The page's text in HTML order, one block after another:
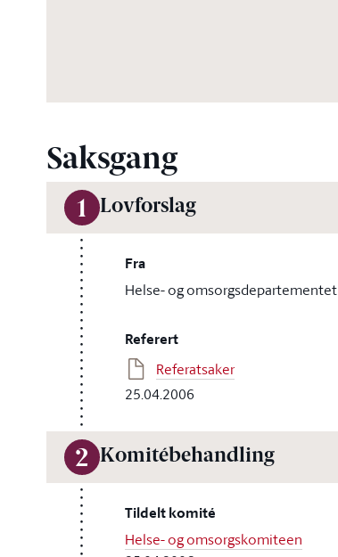
Saksgang
1 Lovforslag
Fra
Helse- og omsorgsdepartementet
Referert
Referatsaker
25.04.2006
2 Komitébehandling
Tildelt komité
Helse- og omsorgskomiteen